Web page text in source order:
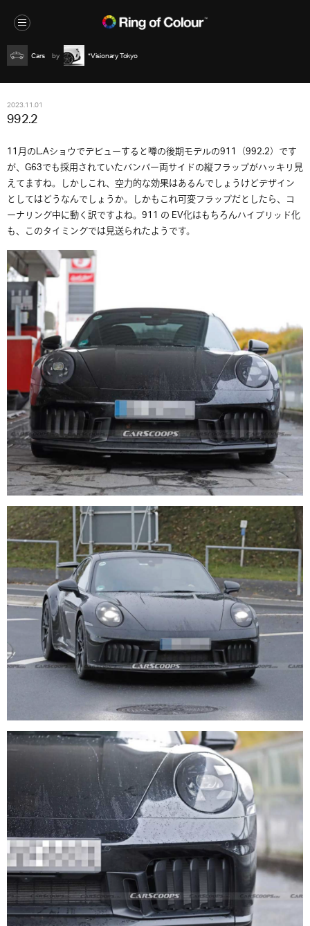
Cars *Visionary Tokyo
2023.11.01
992.2
11月のL.Aショウでデビューすると噂の後期モデルの911（992.2）です
が、G63でも採用されていたバンパー両サイドの縦フラップがハッキリ見
えてますね。しかしこれ、空力的な効果はあるんでしょうけどデザイン
としてはどうなんでしょうか。しかもこれ可変フラップだとしたら、コ
ーナリング中に動く訳ですよね。911 の EV化はもちろんハイブリッド化
も、このタイミングでは見送られたようです。